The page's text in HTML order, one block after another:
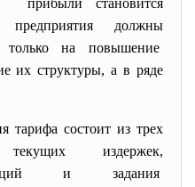
прибыли становится
предприятия должны
только на повышение
их структуры, а в ряде
тарифа состоит из трех
издержек,
и задания